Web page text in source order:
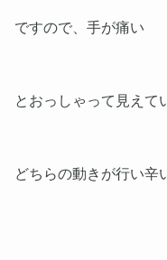
ですので、手が痛い
とおっしゃって見えて
どちらの動きが行い辛